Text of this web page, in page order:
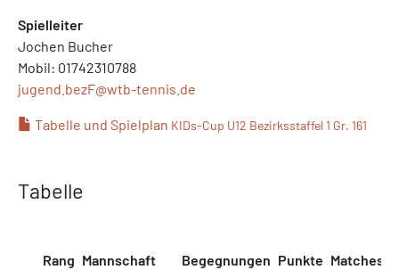
Spielleiter
Jochen Bucher
Mobil: 01742310788
jugend.bezF@wtb-tennis.de
Tabelle und Spielplan KIDs-Cup U12 Bezirksstaffel 1 Gr. 161
Tabelle
Rang Mannschaft Begegnungen Punkte Matches